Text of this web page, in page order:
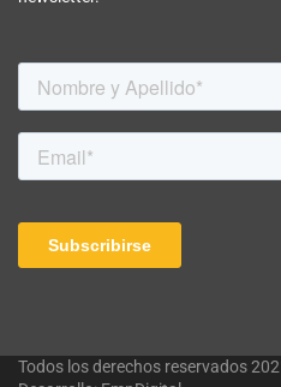
Todos los derechos reservados